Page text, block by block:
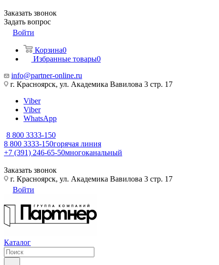
Заказать звонок
Задать вопрос
Войти
Корзина0
Избранные товары0
info@partner-online.ru
г. Красноярск, ул. Академика Вавилова 3 стр. 17
Viber
Viber
WhatsApp
8 800 3333-150
8 800 3333-150горячая линия
+7 (391) 246-65-50многоканальный
Заказать звонок
г. Красноярск, ул. Академика Вавилова 3 стр. 17
Войти
Каталог